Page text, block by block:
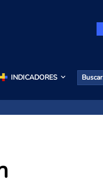
INDICADORES